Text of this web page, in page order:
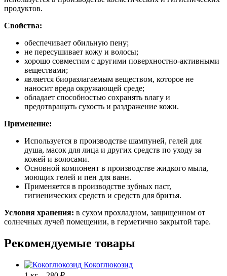
продуктов.
Свойства:
обеспечивает обильную пену;
не пересушивает кожу и волосы;
хорошо совместим с другими поверхностно-активными
веществами;
является биоразлагаемым веществом, которое не
наносит вреда окружающей среде;
обладает способностью сохранять влагу и
предотвращать сухость и раздражение кожи.
Применение:
Используется в производстве шампуней, гелей для
душа, масок для лица и других средств по уходу за
кожей и волосами.
Основной компонент в производстве жидкого мыла,
моющих гелей и пен для ванн.
Применяется в производстве зубных паст,
гигиенических средств и средств для бритья.
Условия хранения: в сухом прохладном, защищенном от
солнечных лучей помещении, в герметично закрытой таре.
Рекомендуемые товары
Кокоглюкозид